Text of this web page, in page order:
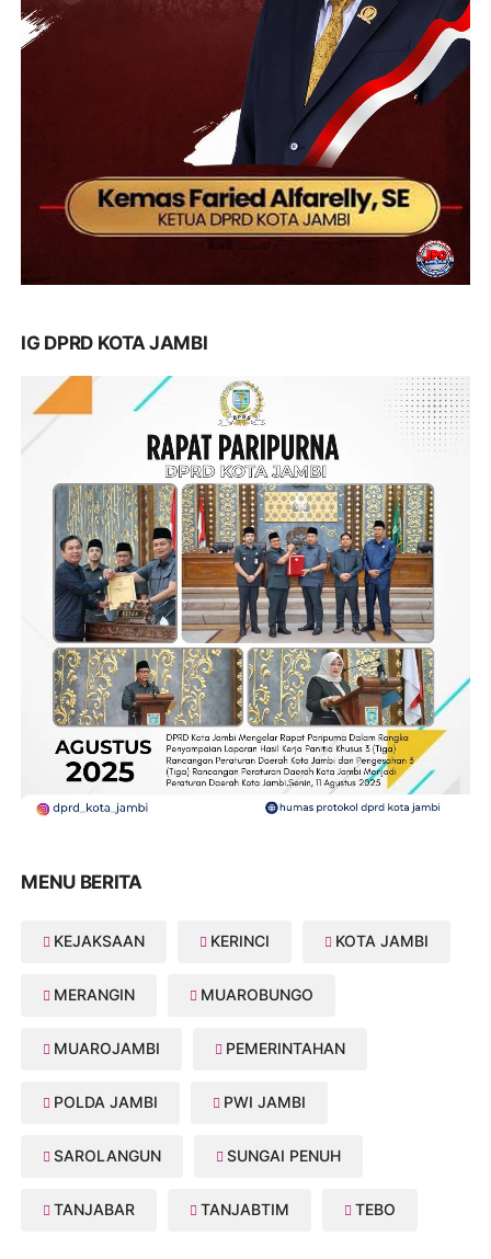
IG DPRD KOTA JAMBI
MENU BERITA
KEJAKSAAN KERINCI KOTA JAMBI
MERANGIN MUAROBUNGO
MUAROJAMBI PEMERINTAHAN
POLDA JAMBI PWI JAMBI
SAROLANGUN SUNGAI PENUH
TANJABAR TANJABTIM TEBO